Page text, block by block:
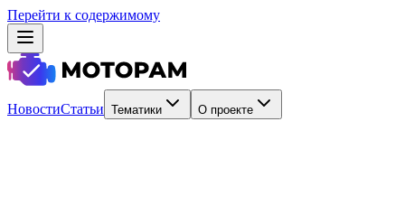
Перейти к содержимому
НовостиСтатьи Тематики О проекте